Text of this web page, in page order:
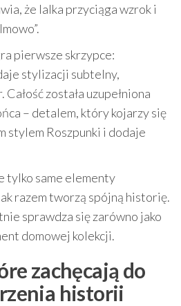
że lalka przyciąga wzrok i
pierwsze skrzypce:
stylizacji subtelny,
została uzupełniona
– detalem, który kojarzy się
stylem Roszpunki i dodaje
tylko same elementy
razem tworzą spójną historię.
sprawdza się zarówno jako
domowej kolekcji.
zachęcają do
historii